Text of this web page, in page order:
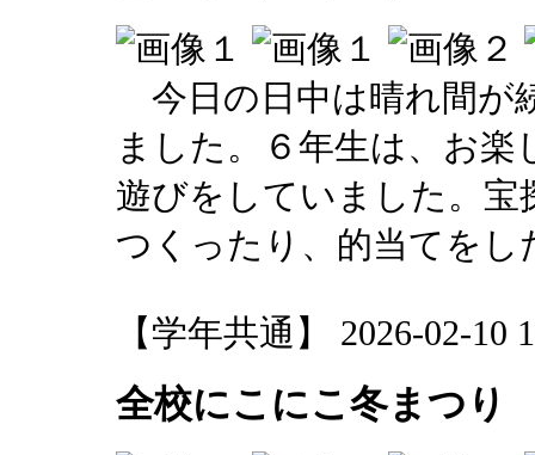
今日の日中は晴れ間が
ました。６年生は、お
遊びをしていました。
つくったり、的当てを
【学年共通】 2026-02-10
全校にこにこ冬まつり